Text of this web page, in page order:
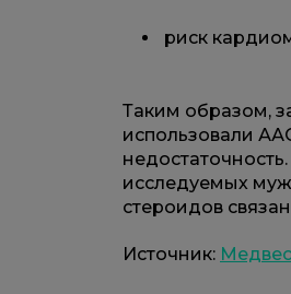
риск
Таким образом,
использовали
исследуемых
стероидов
Источник: